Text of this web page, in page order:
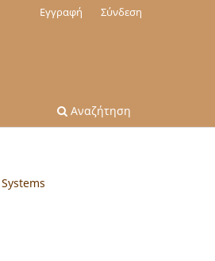
Αναζήτηση
Εγγραφή Σύνδεση